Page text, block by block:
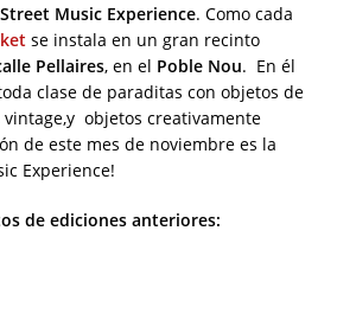
Street Music Experience. Como cada
se instala en un gran recinto
Pellaires, en el Poble Nou. En él
clase de paraditas con objetos de
objetos creativamente
de este mes de noviembre es la
Experience!
de ediciones anteriores: